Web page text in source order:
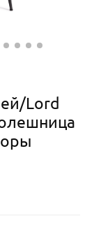
Lord